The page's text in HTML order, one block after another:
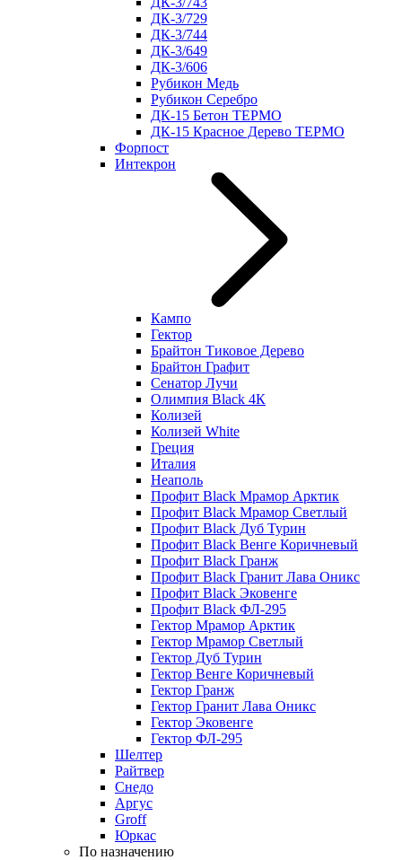
ДК-3/729
ДК-3/744
ДК-3/649
ДК-3/606
Рубикон Медь
Рубикон Серебро
ДК-15 Бетон ТЕРМО
ДК-15 Красное Дерево ТЕРМО
Форпост
Интекрон
Кампо
Гектор
Брайтон Тиковое Дерево
Брайтон Графит
Сенатор Лучи
Олимпия Black 4К
Колизей
Колизей White
Греция
Италия
Неаполь
Профит Black Мрамор Арктик
Профит Black Мрамор Светлый
Профит Black Дуб Турин
Профит Black Венге Коричневый
Профит Black Гранж
Профит Black Гранит Лава Оникс
Профит Black Эковенге
Профит Black ФЛ-295
Гектор Мрамор Арктик
Гектор Мрамор Светлый
Гектор Дуб Турин
Гектор Венге Коричневый
Гектор Гранж
Гектор Гранит Лава Оникс
Гектор Эковенге
Гектор ФЛ-295
Шелтер
Райтвер
Снедо
Аргус
Groff
Юркас
По назначению